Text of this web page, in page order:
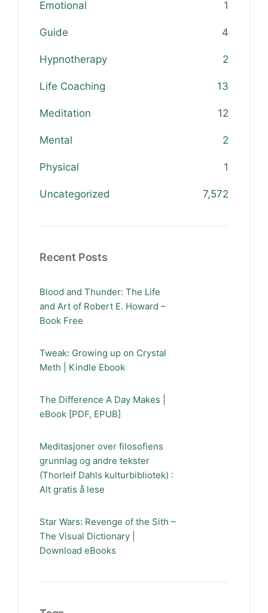
Emotional 1
Guide 4
Hypnotherapy 2
Life Coaching 13
Meditation 12
Mental 2
Physical 1
Uncategorized 7,572
Recent Posts
Blood and Thunder: The Life
and Art of Robert E. Howard –
Book Free
Tweak: Growing up on Crystal
Meth | Kindle Ebook
The Difference A Day Makes |
eBook [PDF, EPUB]
Meditasjoner over filosofiens
grunnlag og andre tekster
(Thorleif Dahls kulturbibliotek) :
Alt gratis å lese
Star Wars: Revenge of the Sith –
The Visual Dictionary |
Download eBooks